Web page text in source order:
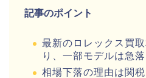
記事のポイント
最新のロレックス買
り、一部モデルは急落
相場下落の理由は関